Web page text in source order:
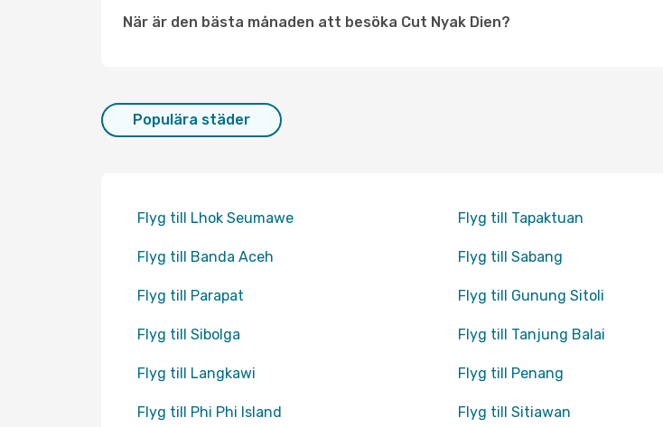
När är den bästa månaden att besöka Cut Nyak Dien?
Populära städer
Flyg till Lhok Seumawe Flyg till Tapaktuan
Flyg till Banda Aceh Flyg till Sabang
Flyg till Parapat Flyg till Gunung Sitoli
Flyg till Sibolga Flyg till Tanjung Balai
Flyg till Langkawi Flyg till Penang
Flyg till Phi Phi Island Flyg till Sitiawan